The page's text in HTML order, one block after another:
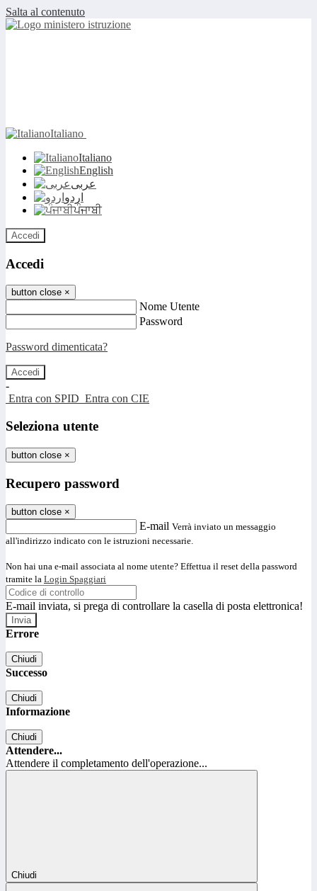
Salta al contenuto
Italiano
Italiano
English
عربى
اردو
ਪੰਜਾਬੀ
Accedi
Accedi
button close ×
Nome Utente
Password
Password dimenticata?
-
Entra con SPID Entra con CIE
Seleziona utente
button close ×
Recupero password
button close ×
E-mail Verrà inviato un messaggio
all'indirizzo indicato con le istruzioni necessarie.
Non hai una e-mail associata al nome utente? Effettua il reset della password
tramite la Login Spaggiari
E-mail inviata, si prega di controllare la casella di posta elettronica!
Errore
Chiudi
Successo
Chiudi
Informazione
Chiudi
Attendere...
Attendere il completamento dell'operazione...
Chiudi